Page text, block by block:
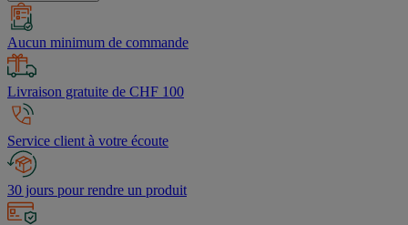
Aucun minimum de commande
Livraison gratuite de CHF 100
Service client à votre écoute
30 jours pour rendre un produit